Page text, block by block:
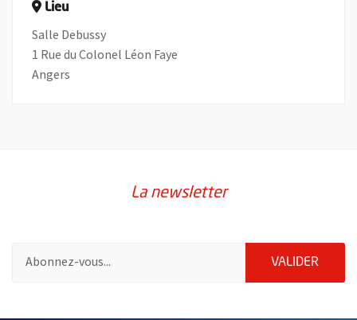
Lieu
Salle Debussy
1 Rue du Colonel Léon Faye
Angers
La newsletter
VALIDER